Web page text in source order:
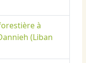
à
(Liban